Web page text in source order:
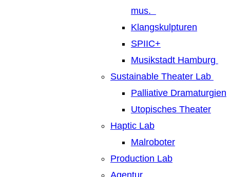
mus.
Klangskulpturen
SPIIC+
Musikstadt Hamburg
Sustainable Theater Lab
Palliative Dramaturgien
Utopisches Theater
Haptic Lab
Malroboter
Production Lab
Agentur